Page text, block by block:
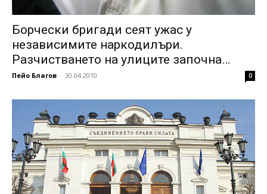
Борчески бригади сеят ужас у
независимите наркодилъри.
Разчистването на улиците започна…
Пейо Благов - 30.04.2010 0